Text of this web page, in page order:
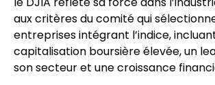
aux critères du comité qui
entreprises intégrant l’indice,
capitalisation boursière élevée, un
son secteur et une croissance